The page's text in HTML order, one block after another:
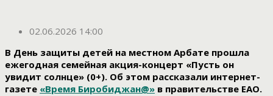
02.06.2026 14:00
В День защиты детей на местном Арбате прошла
ежегодная семейная акция-концерт «Пусть он
увидит солнце» (0+). Об этом рассказали интернет-
газете «Время Биробиджан@» в правительстве ЕАО.